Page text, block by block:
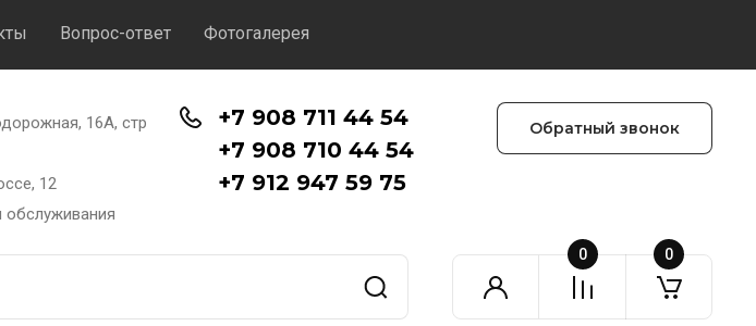
Вопрос-ответ Фотогалерея
16А, стр
12
обслуживания
+7 908 711 44 54
+7 908 710 44 54
+7 912 947 59 75
Обратный звонок
0 0